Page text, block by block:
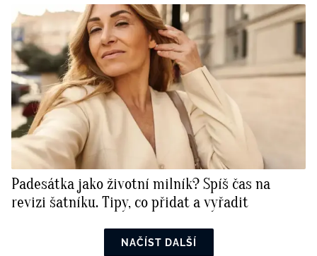
Padesátka jako životní milník? Spíš čas na
revizi šatníku. Tipy, co přidat a vyřadit
NAČÍST DALŠÍ